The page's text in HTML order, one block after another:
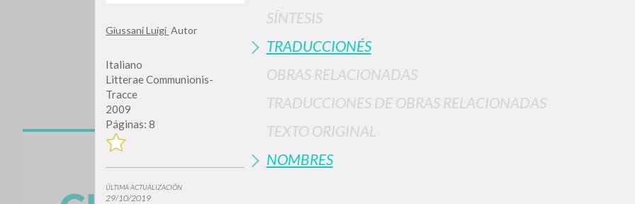
Giussani Luigi Autor
Italiano
Litterae Communionis-
Tracce
2009
Páginas: 8
ÚLTIMA ACTUALIZACIÓN
29/10/2019
SÍNTESIS
TRADUCCIONÉS
OBRAS RELACIONADAS
TRADUCCIONES DE OBRAS RELACIONADAS
TEXTO ORIGINAL
NOMBRES